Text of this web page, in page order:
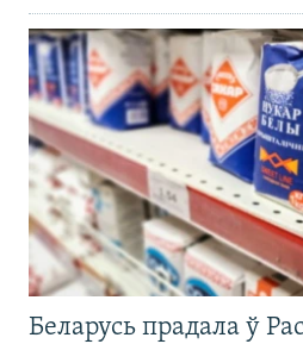
Беларусь прадала ў